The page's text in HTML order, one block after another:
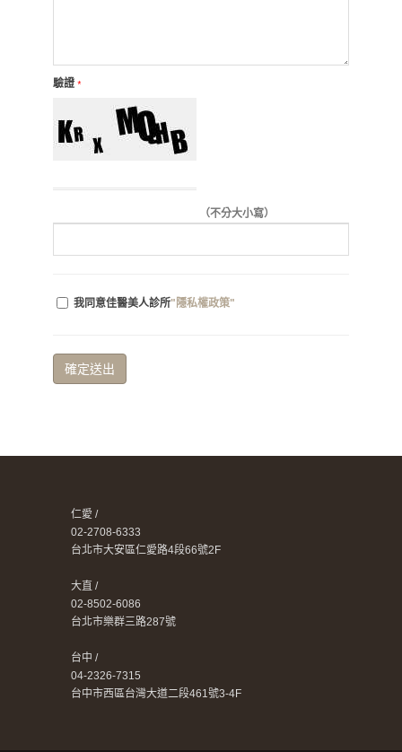
驗證 *
（不分大小寫）
我同意佳醫美人診所"隱私權政策"
確定送出
仁愛 /
02-2708-6333
台北市大安區仁愛路4段66號2F
大直 /
02-8502-6086
台北市樂群三路287號
台中 /
04-2326-7315
台中市西區台灣大道二段461號3-4F